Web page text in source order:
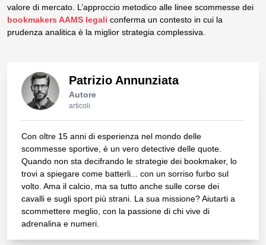
valore di mercato. L’approccio metodico alle linee scommesse dei
bookmakers AAMS legali conferma un contesto in cui la
prudenza analitica è la miglior strategia complessiva.
Patrizio Annunziata
Autore
articoli
Con oltre 15 anni di esperienza nel mondo delle
scommesse sportive, è un vero detective delle quote.
Quando non sta decifrando le strategie dei bookmaker, lo
trovi a spiegare come batterli... con un sorriso furbo sul
volto. Ama il calcio, ma sa tutto anche sulle corse dei
cavalli e sugli sport più strani. La sua missione? Aiutarti a
scommettere meglio, con la passione di chi vive di
adrenalina e numeri.